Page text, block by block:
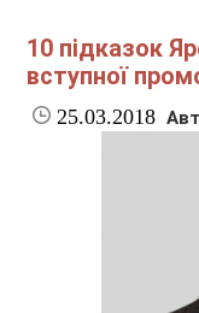
10 підказок
вступної
25.03.2018